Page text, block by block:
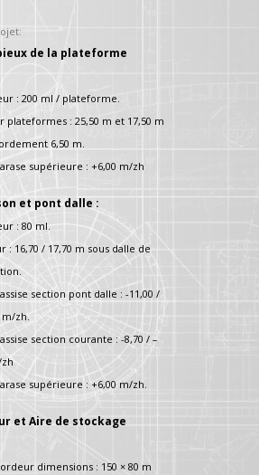
de la plateforme
: 200 ml / plateforme.
plateformes : 25,50 m et 17,50 m
6,50 m.
supérieure : +6,00 m/zh
et pont dalle :
: 80 ml.
: 16,70 / 17,70 m sous dalle de
section pont dalle : -11,00 /
m/zh.
section courante : -8,70 / –
supérieure : +6,00 m/zh.
et Aire de stockage
dimensions : 150 × 80 m